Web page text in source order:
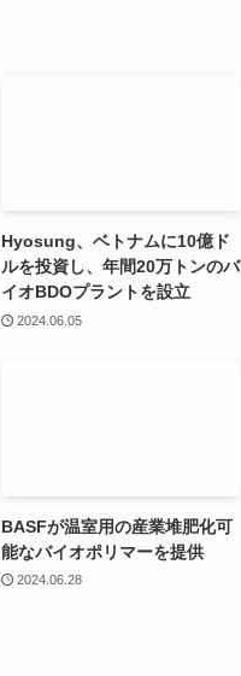
Hyosung、ベトナムに10億ド
ルを投資し、年間20万トンのバ
イオBDOプラントを設立
2024.06.05
BASFが温室用の産業堆肥化可
能なバイオポリマーを提供
2024.06.28